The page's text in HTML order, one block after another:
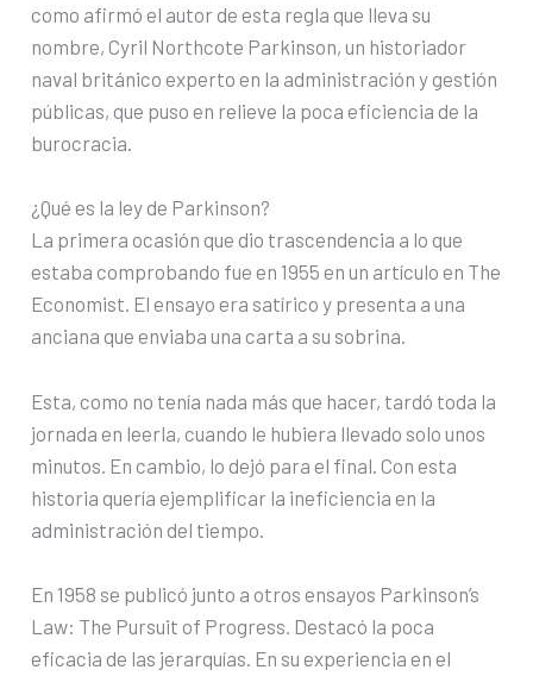
como afirmó el autor de esta regla que lleva su
nombre, Cyril Northcote Parkinson, un historiador
naval británico experto en la administración y gestión
públicas, que puso en relieve la poca eficiencia de la
burocracia.
¿Qué es la ley de Parkinson?
La primera ocasión que dio trascendencia a lo que
estaba comprobando fue en 1955 en un artículo en The
Economist. El ensayo era satírico y presenta a una
anciana que enviaba una carta a su sobrina.
Esta, como no tenía nada más que hacer, tardó toda la
jornada en leerla, cuando le hubiera llevado solo unos
minutos. En cambio, lo dejó para el final. Con esta
historia quería ejemplificar la ineficiencia en la
administración del tiempo.
En 1958 se publicó junto a otros ensayos Parkinson’s
Law: The Pursuit of Progress. Destacó la poca
eficacia de las jerarquías. En su experiencia en el